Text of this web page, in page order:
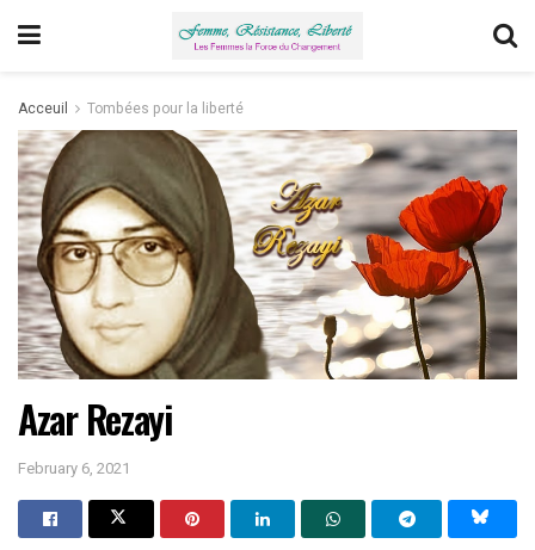
Acceuil Tombées pour la liberté
Azar Rezayi
February 6, 2021